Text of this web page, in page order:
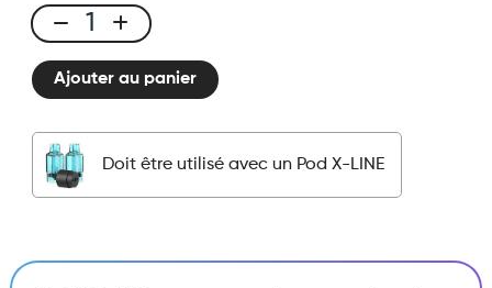
X-
LINE
-
Granité
Citron
quantité
Ajouter au panier
Doit être utilisé avec un Pod X-LINE